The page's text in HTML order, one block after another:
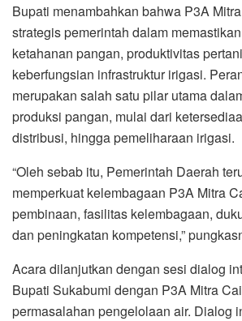
Bupati menambahkan bahwa P3A
strategis pemerintah dalam
ketahanan pangan, produktivitas
keberfungsian infrastruktur irigasi.
merupakan salah satu pilar utama
produksi pangan, mulai dari
distribusi, hingga pemeliharaan irigasi.
“Oleh sebab itu, Pemerintah Daerah
memperkuat kelembagaan P3A Mitra
pembinaan, fasilitas kelembagaan,
dan peningkatan kompetensi,”
Acara dilanjutkan dengan sesi dialog
Bupati Sukabumi dengan P3A Mitra
permasalahan pengelolaan air. Dialog